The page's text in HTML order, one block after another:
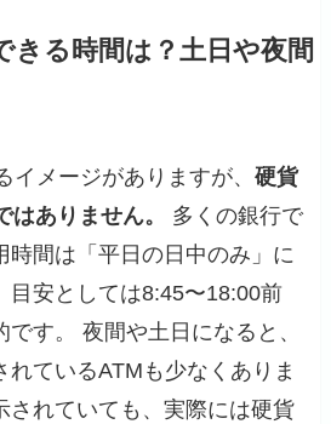
きる時間は？土日や夜間
イメージがありますが、硬貨
はありません。
多くの銀行で
時間は「平日の日中のみ」に
目安としては8:45〜18:00前
す。 夜間や土日になると、
れているATMも少なくありま
されていても、実際には硬貨